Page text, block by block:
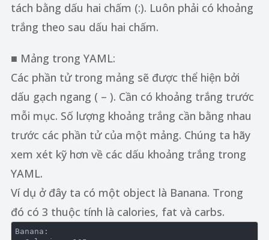
tách bằng dấu hai chấm (:). Luôn phải có khoảng
trắng theo sau dấu hai chấm.
■ Mảng trong YAML:
Các phần tử trong mảng sẽ được thể hiện bởi
dấu gạch ngang ( – ). Cần có khoảng trắng trước
mỗi mục. Số lượng khoảng trắng cần bằng nhau
trước các phần tử của một mảng. Chúng ta hãy
xem xét kỹ hơn về các dấu khoảng trắng trong
YAML.
Ví dụ ở đây ta có một object là Banana. Trong
đó có 3 thuộc tính là calories, fat và carbs.
Banana: